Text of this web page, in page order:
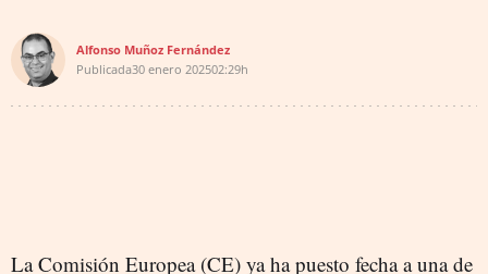
Alfonso Muñoz Fernández
Publicada30 enero 202502:29h
La Comisión Europea (CE) ya ha puesto fecha a una de